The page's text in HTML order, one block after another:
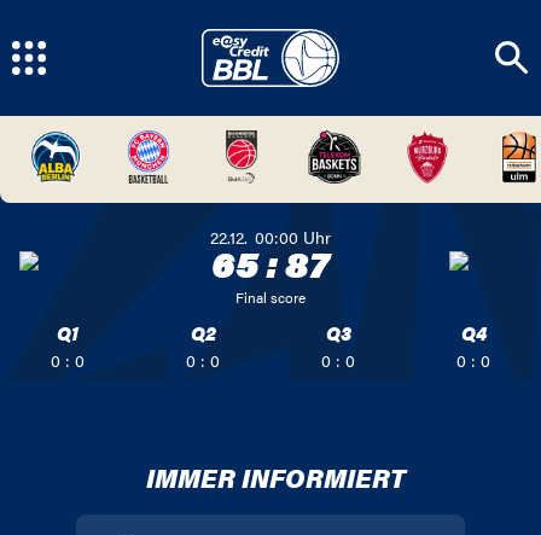
22.12. 00:00 Uhr
65:87
Final score
Q1
0 : 0
Q2
0 : 0
Q3
0 : 0
Q4
0 : 0
IMMER INFORMIERT